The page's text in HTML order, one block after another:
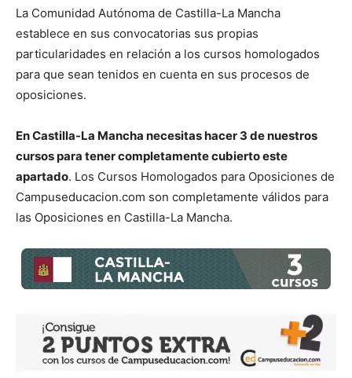
La Comunidad Autónoma de Castilla-La Mancha
establece en sus convocatorias sus propias
particularidades en relación a los cursos homologados
para que sean tenidos en cuenta en sus procesos de
oposiciones.
En Castilla-La Mancha necesitas hacer 3 de nuestros
cursos para tener completamente cubierto este
apartado. Los Cursos Homologados para Oposiciones de
Campuseducacion.com son completamente válidos para
las Oposiciones en Castilla-La Mancha.